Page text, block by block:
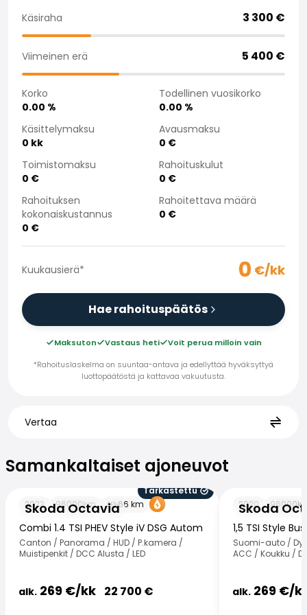
Saka Select
Yritys
Saka Finland Oy
Hallinto
Ostotiimi
Yhteydenotto
Rekrytointi
Laskutustiedot
Medialle
Kokemuksia Sakasta
Reklamaatiot
Käsiraha 3 300 €
Viimeinen erä 5 400 €
Korko
0.00 %
Todellinen vuosikorko
0.00 %
Käsittelymaksu
0 kk
Avausmaksu
0 €
Toimistomaksu
0 €
Rahoituskulut
0 €
Rahoituksen
kokonaiskustannus
0 €
Rahoitettava määrä
0 €
Kuukausierä* 0 €/kk
Hae rahoituspäätös
Maksuton Vastaus heti
Voit perua milloin vain
*Rahoituslaskelma on suuntaa-antava ja edellyttää hyväksyttyä
luottopäätöstä ja kattavaa vakuutusta.
Vertaa
Samankaltaiset ajoneuvot
Skoda Octavia
Tarkastettu
2023
96000km 66 km
Combi 1.4 TSI PHEV Style iV DSG Autom
Canton / Panorama / HUD / P.kamera /
Muistipenkit / DCC Alusta / LED
alk. 269 €/kk 22 700 €
Skoda
2020 96000
1,5 TSI Style
Suomi-auto /
ACC / Koukku /
alk. 269 €/